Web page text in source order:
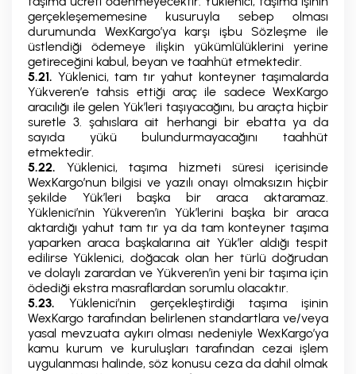
gerçekleşememesine kusuruyla sebep olması
durumunda WexKargo’ya karşı işbu Sözleşme ile
üstlendiği ödemeye ilişkin yükümlülüklerini yerine
getireceğini kabul, beyan ve taahhüt etmektedir.
5.21. Yüklenici, tam tır yahut konteyner taşımalarda
Yükveren’e tahsis ettiği araç ile sadece WexKargo
aracılığı ile gelen Yük’leri taşıyacağını, bu araçta hiçbir
suretle 3. şahıslara ait herhangi bir ebatta ya da
sayıda yükü bulundurmayacağını taahhüt
etmektedir.
5.22. Yüklenici, taşıma hizmeti süresi içerisinde
WexKargo’nun bilgisi ve yazılı onayı olmaksızın hiçbir
şekilde Yük’leri başka bir araca aktaramaz.
Yüklenici’nin Yükveren’in Yük’lerini başka bir araca
aktardığı yahut tam tır ya da tam konteyner taşıma
yaparken araca başkalarına ait Yük’ler aldığı tespit
edilirse Yüklenici, doğacak olan her türlü doğrudan
ve dolaylı zarardan ve Yükveren’in yeni bir taşıma için
ödediği ekstra masraflardan sorumlu olacaktır.
5.23. Yüklenici’nin gerçekleştirdiği taşıma işinin
WexKargo tarafından belirlenen standartlara ve/veya
yasal mevzuata aykırı olması nedeniyle WexKargo’ya
kamu kurum ve kuruluşları tarafından cezai işlem
uygulanması halinde, söz konusu ceza da dahil olmak